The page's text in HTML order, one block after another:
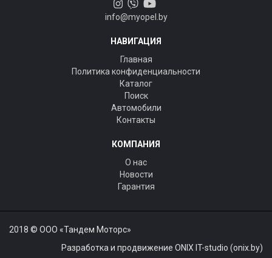
info@myopel.by
НАВИГАЦИЯ
Главная
Политика конфиденциальности
Каталог
Поиск
Автомобили
Контакты
КОМПАНИЯ
О нас
Новости
Гарантия
2018 © ООО «Тандем Моторс»
Разработка и продвижение ONIX IT-studio (onix.by)